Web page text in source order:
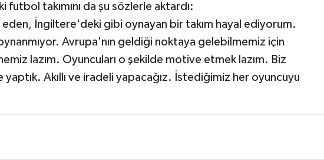
futbol takımını da şu sözlerle aktardı:
İngiltere'deki gibi oynayan bir takım hayal ediyorum.
Avrupa'nın geldiği noktaya gelebilmemiz için
lazım. Oyuncuları o şekilde motive etmek lazım. Biz
yaptık. Akıllı ve iradeli yapacağız. İstediğimiz her oyuncuyu